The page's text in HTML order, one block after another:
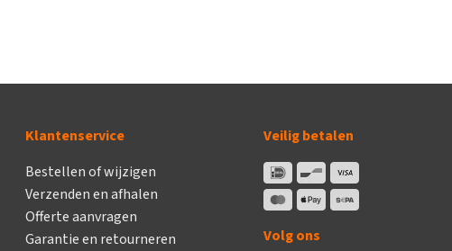
Klantenservice
Bestellen of wijzigen
Verzenden en afhalen
Offerte aanvragen
Garantie en retourneren
Veilig betalen
Volg ons